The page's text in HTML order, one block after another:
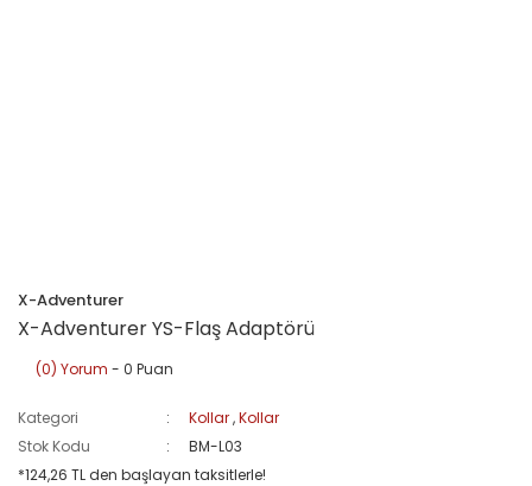
X-Adventurer
X-Adventurer YS-Flaş Adaptörü
(0) Yorum - 0 Puan
Kategori Kollar,Kollar
Stok Kodu
BM-L03
*124,26 TL den başlayan taksitlerle!